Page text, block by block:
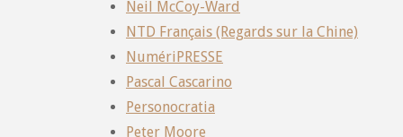
Neil McCoy-Ward
NTD Français (Regards sur la Chine)
NumériPRESSE
Pascal Cascarino
Personocratia
Peter Moore